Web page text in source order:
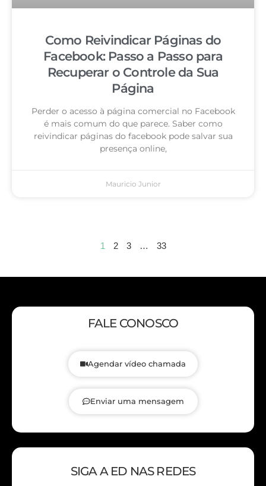
Como Reivindicar Páginas do
Facebook: Passo a Passo para
Recuperar o Controle da Sua
Página
Perder o acesso à página comercial no Facebook
é mais comum do que parece. Saber como
reivindicar páginas do facebook pode salvar sua
presença online,
Mauricio Junior
1 2 3 … 33
FALE CONOSCO
Agendar vídeo chamada
Enviar uma mensagem
SIGA A ED NAS REDES